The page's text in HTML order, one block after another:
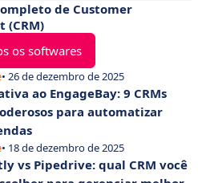
de Customer
(CRM)
os softwares
• 26 de dezembro de 2025
ao EngageBay: 9 CRMs
para automatizar
• 18 de dezembro de 2025
vs Pipedrive: qual CRM você